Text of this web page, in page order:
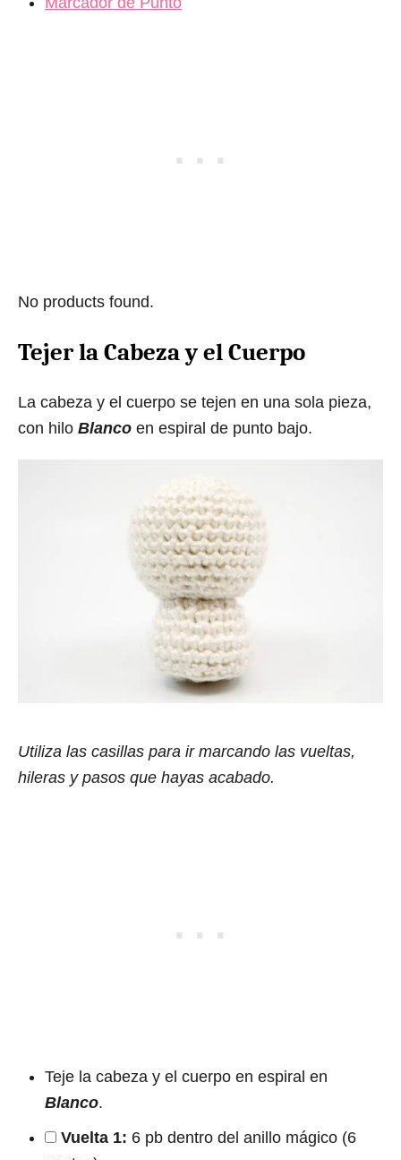
No products found.
Tejer la Cabeza y el Cuerpo
La cabeza y el cuerpo se tejen en una sola pieza,
con hilo Blanco en espiral de punto bajo.
Utiliza las casillas para ir marcando las vueltas,
hileras y pasos que hayas acabado.
Teje la cabeza y el cuerpo en espiral en
Blanco.
Vuelta 1: 6 pb dentro del anillo mágico (6